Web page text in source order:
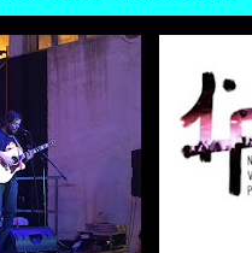
AMYJO